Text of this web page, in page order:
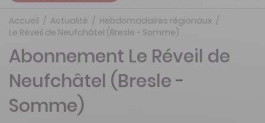
Accueil Actualité
Hebdomadaires régionaux
Le Réveil de Neufchâtel (Bresle - Somme)
Abonnement Le Réveil de
Neufchâtel (Bresle -
Somme)